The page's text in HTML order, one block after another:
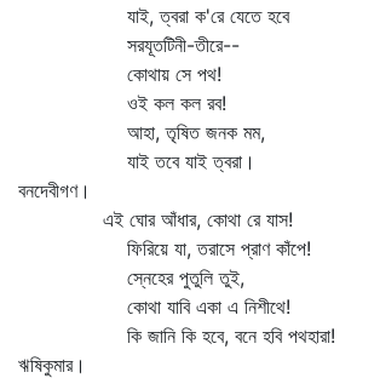
যাই, ত্বরা ক'রে যেতে হবে
সরযূতটিনী-তীরে--
কোথায় সে পথ!
ওই কল কল রব!
আহা, তৃষিত জনক মম,
যাই তবে যাই ত্বরা।
বনদেবীগণ।
এই ঘোর আঁধার, কোথা রে যাস!
ফিরিয়ে যা, তরাসে প্রাণ কাঁপে!
স্নেহের পুতুলি তুই,
কোথা যাবি একা এ নিশীথে!
কি জানি কি হবে, বনে হবি পথহারা!
ঋষিকুমার।